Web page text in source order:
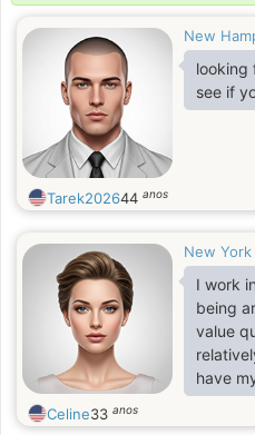
New
looking
see if
Tarek202644 anos
New York
I work
being
value
have
like
Celine33 anos